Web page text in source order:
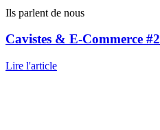
Ils parlent de nous
Cavistes & E-Commerce #2
Lire l'article